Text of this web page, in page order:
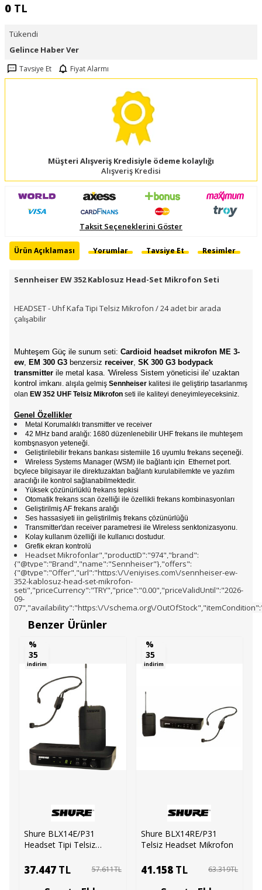
0 TL
Tükendi
Gelince Haber Ver
Tavsiye Et Fiyat Alarmı
Müşteri Alışveriş Kredisiyle ödeme kolaylığı
Alışveriş Kredisi
Taksit Seçeneklerini Göster
Ürün Açıklaması Yorumlar Tavsiye Et Resimler
Sennheiser EW 352 Kablosuz Head-Set Mikrofon Seti
HEADSET - Uhf Kafa Tipi Telsiz Mikrofon / 24 adet bir arada
çalışabilir
Muhteşem Güç ile sunum seti: Cardioid headset mikrofon ME 3-
ew
EM 300 G3 benzersiz receiver SK 300 G3 bodypack
transmitter ile metal kasa. 'Wireless Sistem yöneticisi ile' uzaktan
kontrol imkanı. alışıla gelmiş Sennheiser kalitesi ile geliştirip tasarlanmış
olan EW 352 UHF Telsiz Mikrofon seti ile kaliteyi deneyimleyeceksiniz.
Genel Özellikler
Metal Korumalıklı transmitter ve receiver
42 MHz band aralığı: 1680 düzenlenebilir UHF frekans ile muhteşem
kombşnasyon yeteneği.
Geliştirilebilir frekans bankası sistemiile 16 uyumlu frekans seçeneği.
Wireless Systems Manager (WSM) ile bağlantı için Ethernet port.
bçylece bilgisayar ile direktuzaktan bağlantı kurulabilemkte ve yazılım
aracılığı ile kontrol sağlanabilmektedir.
Yüksek çözünürlüklü frekans tepkisi
Otomatik frekans scan özelliği ile özellikli frekans kombinasyonları
Geliştirilmiş AF frekans aralığı
Ses hassasiyeti iin geliştirilmiş frekans çözünürlüğü
Transmitter'dan receiver parametresi ile Wireless senktonizasyonu.
Kolay kullanım özelliği ile kullanıcı dostudur.
Grefik ekran kontrolü
Headset Mikrofonlar","productID":"974","brand":
{"@type":"Brand","name":"Sennheiser"},"offers":
{"@type":"Offer","url":"https:\/\/eniyises.com\/sennheiser-ew-
352-kablosuz-head-set-mikrofon-
seti","priceCurrency":"TRY","price":"0.00","priceValidUntil":"2026-
09-
07","availability":"https:\/\/schema.org\/
Benzer Ürünler
%
35
indirim
Shure BLX14E/P31
Headset Tipi Telsiz
37.447 TL 57.611TL
%
35
indirim
Shure BLX14RE/P31
Telsiz Headset Mikrofon
41.158TL 63.319TL